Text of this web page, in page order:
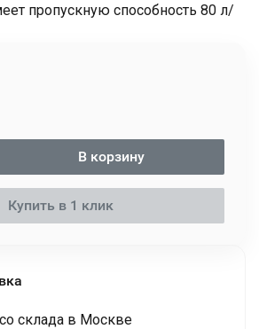
пропускную способность 80 л/
В корзину
Купить в 1 клик
склада в Москве